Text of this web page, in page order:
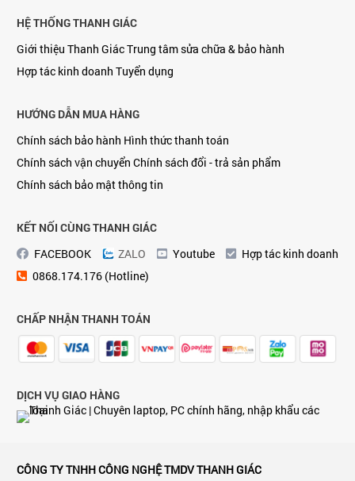
HỆ THỐNG THANH GIÁC
Giới thiệu Thanh GiácTrung tâm sửa chữa & bảo hành
Hợp tác kinh doanh Tuyển dụng
HƯỚNG DẪN MUA HÀNG
Chính sách bảo hành Hình thức thanh toán
Chính sách vận chuyển Chính sách đổi - trả sản phẩm
Chính sách bảo mật thông tin
KẾT NỐI CÙNG THANH GIÁC
FACEBOOK
ZALO Youtube
Hợp tác kinh doanh
0868.174.176 (Hotline)
CHẤP NHẬN THANH TOÁN
DỊCH VỤ GIAO HÀNG
CÔNG TY TNHH CÔNG NGHỆ TMDV THANH GIÁC